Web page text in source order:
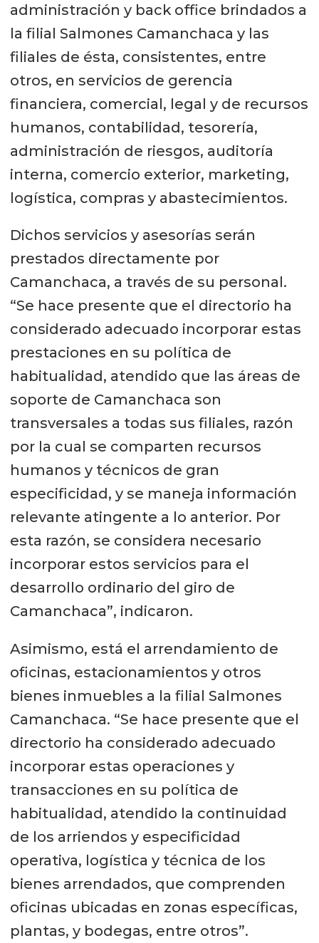
administración y back office brindados a
la filial Salmones Camanchaca y las
filiales de ésta, consistentes, entre
otros, en servicios de gerencia
financiera, comercial, legal y de recursos
humanos, contabilidad, tesorería,
administración de riesgos, auditoría
interna, comercio exterior, marketing,
logística, compras y abastecimientos.
Dichos servicios y asesorías serán
prestados directamente por
Camanchaca, a través de su personal.
“Se hace presente que el directorio ha
considerado adecuado incorporar estas
prestaciones en su política de
habitualidad, atendido que las áreas de
soporte de Camanchaca son
transversales a todas sus filiales, razón
por la cual se comparten recursos
humanos y técnicos de gran
especificidad, y se maneja información
relevante atingente a lo anterior. Por
esta razón, se considera necesario
incorporar estos servicios para el
desarrollo ordinario del giro de
Camanchaca”, indicaron.
Asimismo, está el arrendamiento de
oficinas, estacionamientos y otros
bienes inmuebles a la filial Salmones
Camanchaca. “Se hace presente que el
directorio ha considerado adecuado
incorporar estas operaciones y
transacciones en su política de
habitualidad, atendido la continuidad
de los arriendos y especificidad
operativa, logística y técnica de los
bienes arrendados, que comprenden
oficinas ubicadas en zonas específicas,
plantas, y bodegas, entre otros”.